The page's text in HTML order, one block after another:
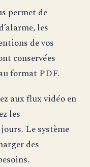
permet de
les
de vos
conservées
format PDF.
aux flux vidéo en
les
Le système
des